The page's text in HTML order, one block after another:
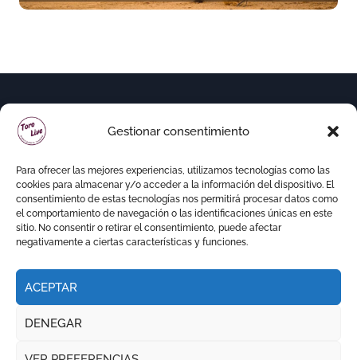
Gestionar consentimiento
Para ofrecer las mejores experiencias, utilizamos tecnologías como las
cookies para almacenar y/o acceder a la información del dispositivo. El
consentimiento de estas tecnologías nos permitirá procesar datos como
el comportamiento de navegación o las identificaciones únicas en este
sitio. No consentir o retirar el consentimiento, puede afectar
negativamente a ciertas características y funciones.
ACEPTAR
DENEGAR
Copyright © Todos los derechos reservados